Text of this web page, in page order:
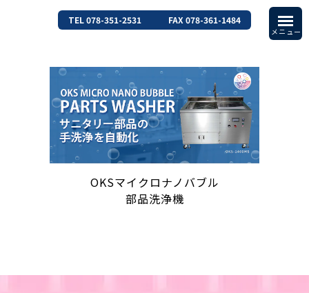
TEL 078-351-2531 FAX 078-361-1484
OKSマイクロナノバブル
部品洗浄機